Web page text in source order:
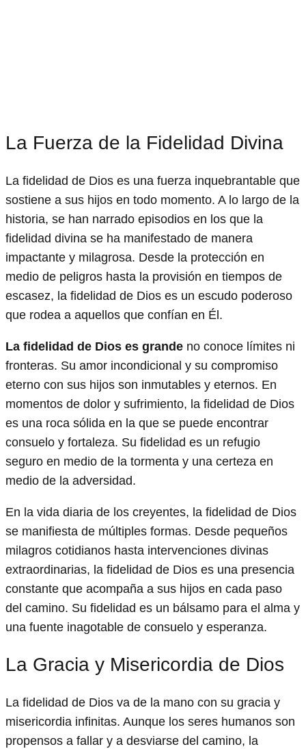
La Fuerza de la Fidelidad Divina
La fidelidad de Dios es una fuerza inquebrantable que
sostiene a sus hijos en todo momento. A lo largo de la
historia, se han narrado episodios en los que la
fidelidad divina se ha manifestado de manera
impactante y milagrosa. Desde la protección en
medio de peligros hasta la provisión en tiempos de
escasez, la fidelidad de Dios es un escudo poderoso
que rodea a aquellos que confían en Él.
La fidelidad de Dios es grande no conoce límites ni
fronteras. Su amor incondicional y su compromiso
eterno con sus hijos son inmutables y eternos. En
momentos de dolor y sufrimiento, la fidelidad de Dios
es una roca sólida en la que se puede encontrar
consuelo y fortaleza. Su fidelidad es un refugio
seguro en medio de la tormenta y una certeza en
medio de la adversidad.
En la vida diaria de los creyentes, la fidelidad de Dios
se manifiesta de múltiples formas. Desde pequeños
milagros cotidianos hasta intervenciones divinas
extraordinarias, la fidelidad de Dios es una presencia
constante que acompaña a sus hijos en cada paso
del camino. Su fidelidad es un bálsamo para el alma y
una fuente inagotable de consuelo y esperanza.
La Gracia y Misericordia de Dios
La fidelidad de Dios va de la mano con su gracia y
misericordia infinitas. Aunque los seres humanos son
propensos a fallar y a desviarse del camino, la